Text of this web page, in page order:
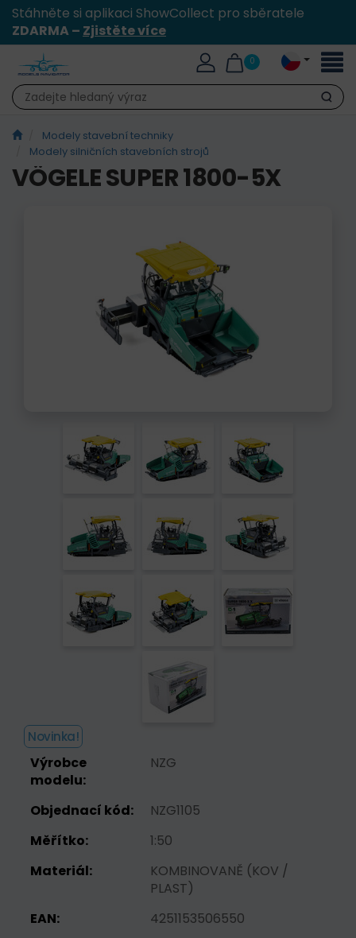
Stáhněte si aplikaci ShowCollect pro sběratele
ZDARMA – Zjistěte více
0
Hledat
Modely stavební techniky
Modely silničních stavebních strojů
VÖGELE SUPER 1800-5X
Novinka!
Výrobce
modelu:
NZG
Objednací kód:
NZG1105
Měřítko:
1:50
Materiál:
KOMBINOVANĚ (KOV /
PLAST)
EAN:
4251153506550